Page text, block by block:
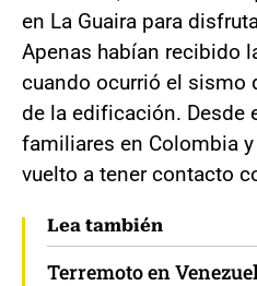
en La Guaira para
Apenas habían recibido
cuando ocurrió el sismo
de la edificación. Desde
familiares en Colombia
vuelto a tener contacto
Lea también
Terremoto en